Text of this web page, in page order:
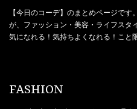
【今日のコーデ】のまとめページで
が、ファッション・美容・ライフス
気になれる！気持ちよくなれる！こと
FASHION